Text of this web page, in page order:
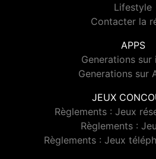
Lifestyle
Contacter la
APPS
Generations sur
Generations sur
JEUX
Règlements : Jeux
Règlements :
Règlements : Jeux